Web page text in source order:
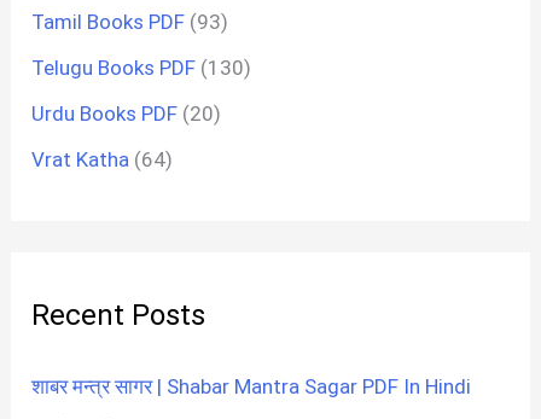
Tamil Books PDF (93)
Telugu Books PDF (130)
Urdu Books PDF (20)
Vrat Katha (64)
Recent Posts
शाबर मन्त्र सागर | Shabar Mantra Sagar PDF In Hindi